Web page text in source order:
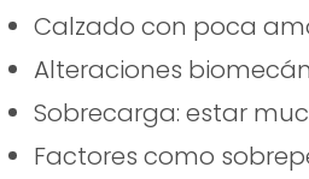
Calzado con poca
Alteraciones
Sobrecarga: estar
Factores como